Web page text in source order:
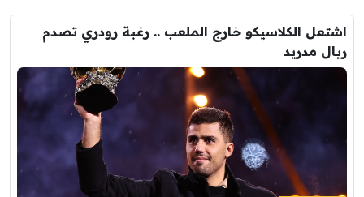
اشتعل الكلاسيكو خارج الملعب .. رغبة رودري تصدم
ريال مدريد